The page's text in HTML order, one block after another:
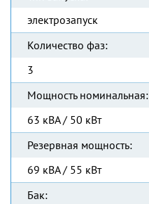
электрозапуск
Количество фаз:
3
Мощность номинальная:
63 кВА / 50 кВт
Резервная мощность:
69 кВА / 55 кВт
Бак: